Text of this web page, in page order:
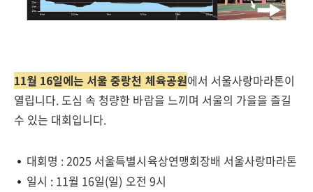
11월 16일에는 서울 중랑천 체육공원에서 서울사랑마라톤이
열립니다. 도심 속 청량한 바람을 느끼며 서울의 가을을 즐길
수 있는 대회입니다.
대회명 : 2025 서울특별시육상연맹회장배 서울사랑마라톤
일시 : 11월 16일(일) 오전 9시